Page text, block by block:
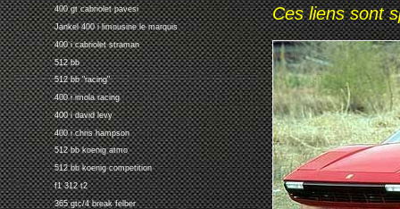
400 gt cabriolet pavesi
Jankel 400 i limousine le marquis
400 i cabriolet straman
512 bb
512 bb "racing"
400 i imola racing
400 i david levy
400 i chris hampson
512 bb koenig atmo
512 bb koenig competition
f1 312 t2
365 gtc/4 break felber
Ces liens sont